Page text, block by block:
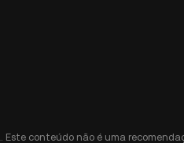
conteúdo não é uma